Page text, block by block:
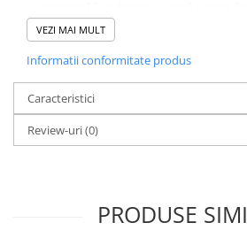
Impermeabilizări Suprafețe
Hidroizolații Flexibile
Hidroizolații Lichide
Hidroizolații Bituminoase
Hidrofobizare și Tratamente
Tencuieli și Betoane
Nivelare Grosieră
protecțiehidrofugă, rezistentă la
a afecta permeabilitatea la vapori.
Instrucțiuni aplicare Soudaclear
VEZI MAI MULT
Informatii conformitate produs
Caracteristici
Review-uri(0)
PRODUSE